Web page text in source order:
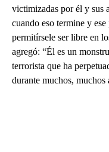
victimizadas por él y sus
cuando eso termine y
permitírsele ser libre en
agregó: “Él es un
terrorista que ha
durante muchos, muchos